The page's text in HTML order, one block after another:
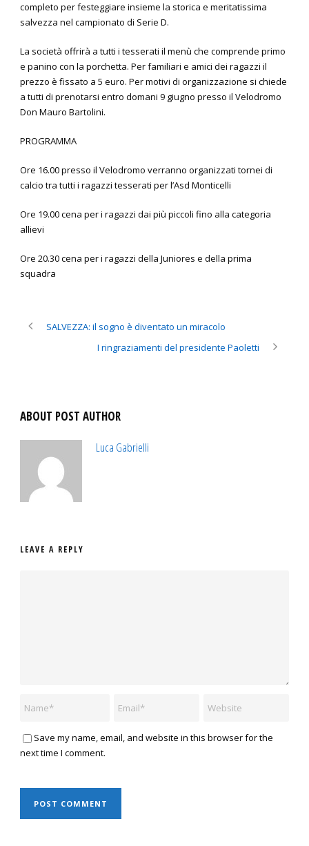
completo per festeggiare insieme la storica e meritatissima
salvezza nel campionato di Serie D.
La società offrirà a tutti i tesserati il menù che comprende primo
e panino con la porchetta. Per familiari e amici dei ragazzi il
prezzo è fissato a 5 euro. Per motivi di organizzazione si chiede
a tutti di prenotarsi entro domani 9 giugno presso il Velodromo
Don Mauro Bartolini.
PROGRAMMA
Ore 16.00 presso il Velodromo verranno organizzati tornei di
calcio tra tutti i ragazzi tesserati per l’Asd Monticelli
Ore 19.00 cena per i ragazzi dai più piccoli fino alla categoria
allievi
Ore 20.30 cena per i ragazzi della Juniores e della prima
squadra
SALVEZZA: il sogno è diventato un miracolo
I ringraziamenti del presidente Paoletti
ABOUT POST AUTHOR
Luca Gabrielli
LEAVE A REPLY
Save my name, email, and website in this browser for the
next time I comment.